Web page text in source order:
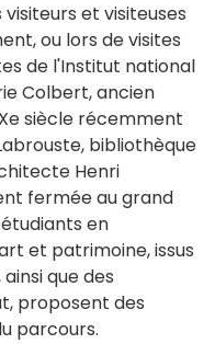
et visiteuses
ou lors de visites
de l'Institut national
Colbert, ancien
siècle récemment
bibliothèque
Henri
fermée au grand
en
et patrimoine, issus
que des
proposent des
parcours.